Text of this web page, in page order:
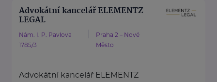
Advokátní kancelář ELEMENTZ
LEGAL
Nám. I. P. Pavlova
1785/3
Praha 2 – Nové
Město
Advokátní kancelář ELEMENTZ